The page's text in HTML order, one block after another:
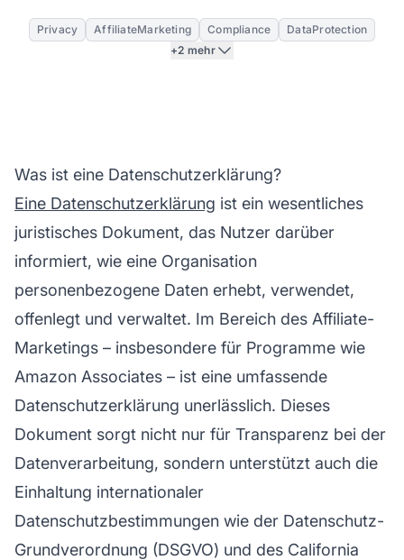
Privacy AffiliateMarketing Compliance
DataProtection
+2 mehr
Was ist eine Datenschutzerklärung?
Eine Datenschutzerklärung ist ein wesentliches
juristisches Dokument, das Nutzer darüber
informiert, wie eine Organisation
personenbezogene Daten erhebt, verwendet,
offenlegt und verwaltet. Im Bereich des Affiliate-
Marketings – insbesondere für Programme wie
Amazon Associates – ist eine umfassende
Datenschutzerklärung unerlässlich. Dieses
Dokument sorgt nicht nur für Transparenz bei der
Datenverarbeitung, sondern unterstützt auch die
Einhaltung internationaler
Datenschutzbestimmungen wie der Datenschutz-
Grundverordnung (DSGVO) und des California